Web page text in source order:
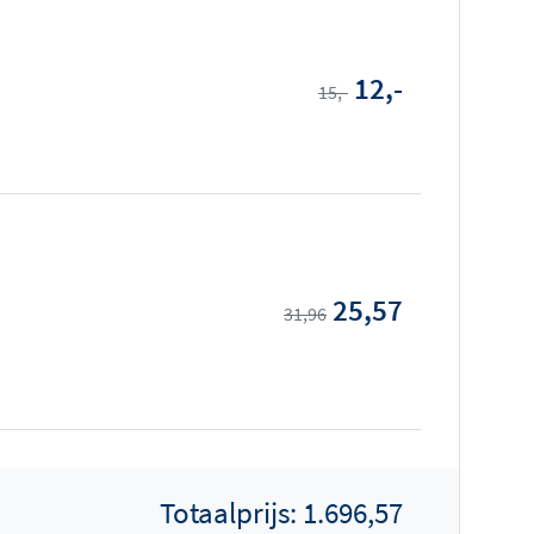
15,- 12,-
31,96 25,57
Totaalprijs: 1.696,57